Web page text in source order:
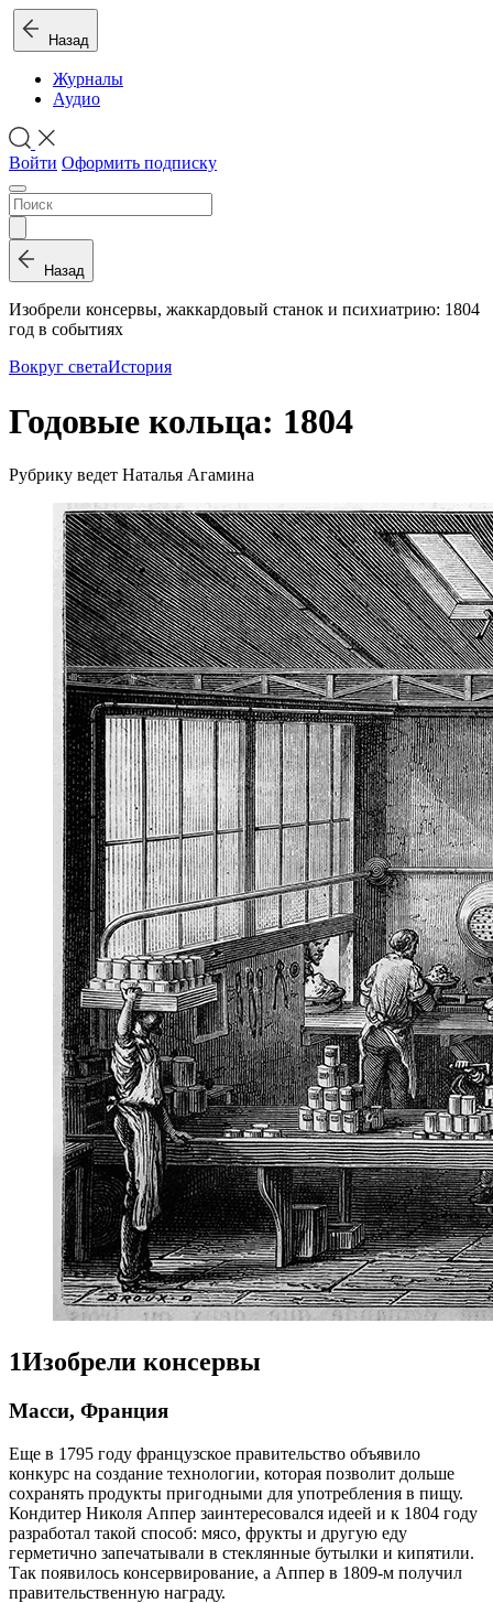
Назад
Журналы
Аудио
Войти Оформить подписку
Назад
Изобрели консервы, жаккардовый станок и психиатрию: 1804
год в событиях
Вокруг светаИстория
Годовые кольца: 1804
Рубрику ведет Наталья Агамина
1Изобрели консервы
Масси, Франция
Еще в 1795 году французское правительство объявило
конкурс на создание технологии, которая позволит дольше
сохранять продукты пригодными для употребления в пищу.
Кондитер Николя Аппер заинтересовался идеей и к 1804 году
разработал такой способ: мясо, фрукты и другую еду
герметично запечатывали в стеклянные бутылки и кипятили.
Так появилось консервирование, а Аппер в 1809-м получил
правительственную награду.